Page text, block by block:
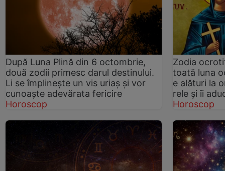
După Luna Plină din 6 octombrie,
două zodii primesc darul destinului.
Li se împlinește un vis uriaș și vor
cunoaște adevărata fericire
Horoscop
Zodia
toată luna
e alături la
rele și îi
Horoscop